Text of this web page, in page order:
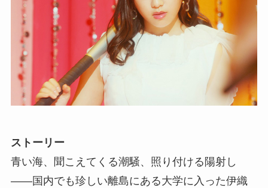
ストーリー
青い海、聞こえてくる潮騒、照り付ける陽射し
――国内でも珍しい離島にある大学に入った伊織